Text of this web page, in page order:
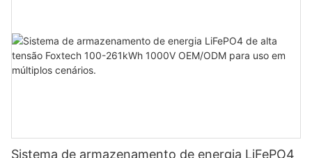
Sistema de armazenamento de energia LiFePO4